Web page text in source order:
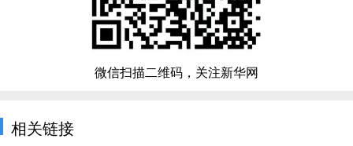
微信扫描二维码，关注新华网
相关链接